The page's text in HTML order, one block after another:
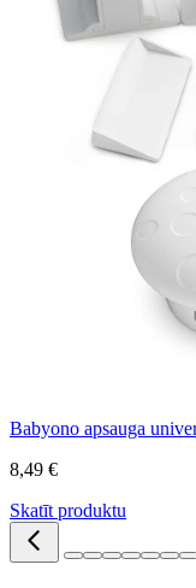
Babyono apsauga
8,49 €
Skatīt produktu